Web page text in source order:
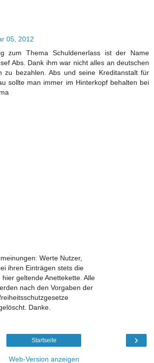
05, 2012
zum Thema Schuldenerlass ist der Name
Abs. Dank ihm war nicht alles an deutschen
zu bezahlen. Abs und seine Kreditanstalt für
sollte man immer im Hinterkopf behalten bei
Werte Nutzer,
ihren Einträgen stets die
geltende Anettekette. Alle
nach den Vorgaben der
Danke.
›
Startseite
Web-Version anzeigen